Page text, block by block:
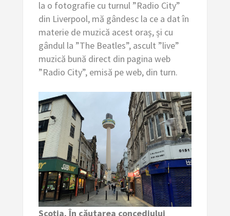
la o fotografie cu turnul ”Radio City”
din Liverpool, mă gândesc la ce a dat în
materie de muzică acest oraș, și cu
gândul la ”The Beatles”, ascult ”live”
muzică bună direct din pagina web
”Radio City”, emisă pe web, din turn.
Scoția. În căutarea concediului